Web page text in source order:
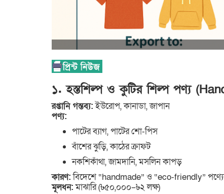
১. হস্তশিল্প ও কুটির শিল্প পণ্য
রপ্তানি গন্তব্য:ইউরোপ, কানাডা, জাপান
পণ্য:
পাটের ব্যাগ, পাটের শো-পিস
বাঁশের ঝুড়ি, কাঠের ক্রাফট
নকশিকাঁথা, জামদানি, মসলিন কাপড়
কারণ:বিদেশে “handmade” ও “eco-friendly”
মূলধন:মাঝারি (৳৫০,০০০–৳২ লক্ষ)